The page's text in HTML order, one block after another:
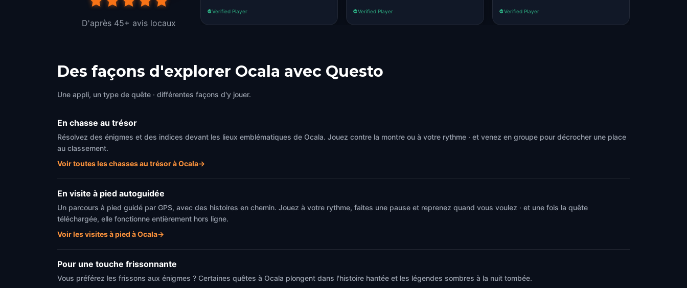
D'après 45+ avis locaux
Verified Player Verified Player Verified Player
Des façons d'explorer Ocala avec Questo
Une appli, un type de quête · différentes façons d'y jouer.
En chasse au trésor
Résolvez des énigmes et des indices devant les lieux emblématiques de Ocala. Jouez contre la montre ou à votre rythme · et venez en groupe pour décrocher une place
au classement.
Voir toutes les chasses au trésor à Ocala→
En visite à pied autoguidée
Un parcours à pied guidé par GPS, avec des histoires en chemin. Jouez à votre rythme, faites une pause et reprenez quand vous voulez · et une fois la quête
téléchargée, elle fonctionne entièrement hors ligne.
Voir les visites à pied à Ocala→
Pour une touche frissonnante
Vous préférez les frissons aux énigmes ? Certaines quêtes à Ocala plongent dans l'histoire hantée et les légendes sombres à la nuit tombée.